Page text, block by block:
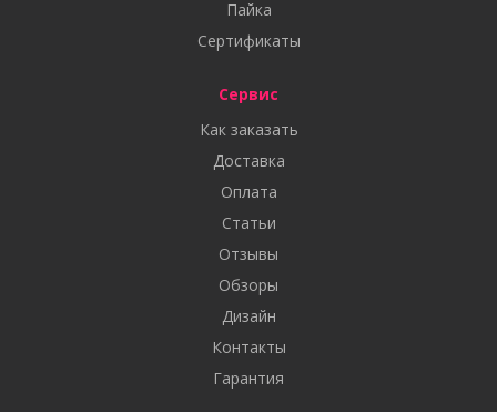
Пайка
Сертификаты
Сервис
Как заказать
Доставка
Оплата
Статьи
Отзывы
Обзоры
Дизайн
Контакты
Гарантия